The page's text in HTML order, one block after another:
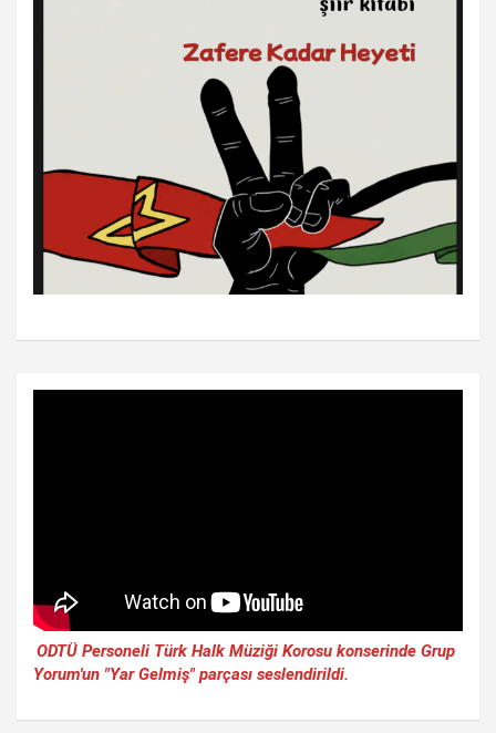
ODTÜ Personeli Türk Halk Müziği Korosu konserinde Grup
Yorum'un "Yar Gelmiş" parçası seslendirildi.